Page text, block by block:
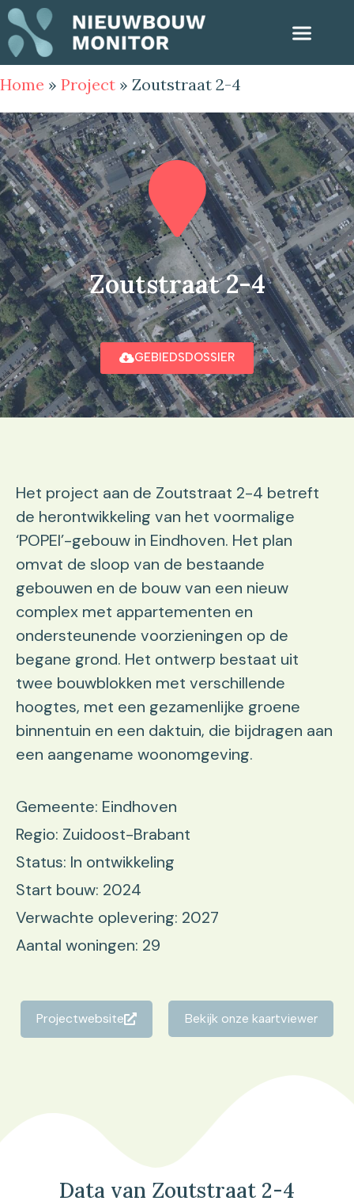
Home » Project » Zoutstraat 2-4
Zoutstraat 2-4
GEBIEDSDOSSIER
Het project aan de Zoutstraat 2-4 betreft
de herontwikkeling van het voormalige
‘POPEI’-gebouw in Eindhoven. Het plan
omvat de sloop van de bestaande
gebouwen en de bouw van een nieuw
complex met appartementen en
ondersteunende voorzieningen op de
begane grond. Het ontwerp bestaat uit
twee bouwblokken met verschillende
hoogtes, met een gezamenlijke groene
binnentuin en een daktuin, die bijdragen aan
een aangename woonomgeving.
Gemeente: Eindhoven
Regio: Zuidoost-Brabant
Status: In ontwikkeling
Start bouw: 2024
Verwachte oplevering: 2027
Aantal woningen: 29
Projectwebsite Bekijk onze kaartviewer
Data van Zoutstraat 2-4